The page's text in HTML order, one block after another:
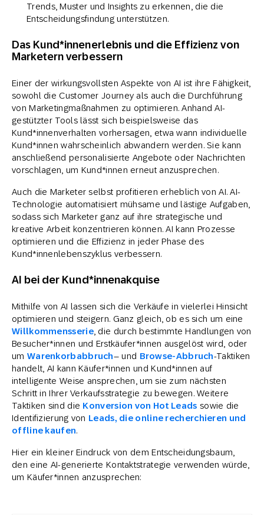
Trends, Muster und Insights zu erkennen, die die
Entscheidungsfindung unterstützen.
Das Kund*innenerlebnis und die Effizienz von
Marketern verbessern
Einer der wirkungsvollsten Aspekte von AI ist ihre Fähigkeit,
sowohl die Customer Journey als auch die Durchführung
von Marketingmaßnahmen zu optimieren. Anhand AI-
gestützter Tools lässt sich beispielsweise das
Kund*innenverhalten vorhersagen, etwa wann individuelle
Kund*innen wahrscheinlich abwandern werden. Sie kann
anschließend personalisierte Angebote oder Nachrichten
vorschlagen, um Kund*innen erneut anzusprechen.
Auch die Marketer selbst profitieren erheblich von AI. AI-
Technologie automatisiert mühsame und lästige Aufgaben,
sodass sich Marketer ganz auf ihre strategische und
kreative Arbeit konzentrieren können. AI kann Prozesse
optimieren und die Effizienz in jeder Phase des
Kund*innenlebenszyklus verbessern.
AI bei der Kund*innenakquise
Mithilfe von AI lassen sich die Verkäufe in vielerlei Hinsicht
optimieren und steigern. Ganz gleich, ob es sich um eine
Willkommensserie, die durch bestimmte Handlungen von
Besucher*innen und Erstkäufer*innen ausgelöst wird, oder
um Warenkorbabbruch– und Browse-Abbruch-Taktiken
handelt, AI kann Käufer*innen und Kund*innen auf
intelligente Weise ansprechen, um sie zum nächsten
Schritt in Ihrer Verkaufsstrategie zu bewegen. Weitere
Taktiken sind die Konversion von Hot Leads sowie die
Identifizierung von Leads, die online recherchieren und
offline kaufen.
Hier ein kleiner Eindruck von dem Entscheidungsbaum,
den eine AI-generierte Kontaktstrategie verwenden würde,
um Käufer*innen anzusprechen: